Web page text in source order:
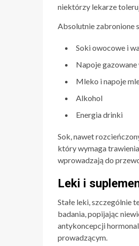
niektórzy lekarze
Absolutnie zabronione
Soki owocowe i
Napoje
Mleko i napoje
Alkohol
Energia drinki
Sok, nawet
który wymaga
wprowadzają do
Leki i
Stałe leki, szczególnie
badania, popijając
antykoncepcji
prowadzącym.